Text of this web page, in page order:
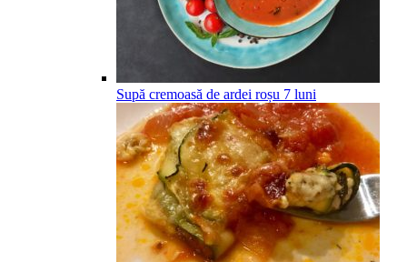
Supă cremoasă de ardei roșu 7 luni